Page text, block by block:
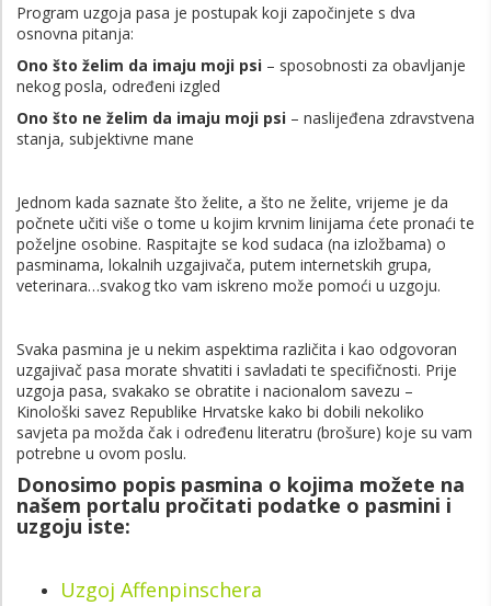
Program uzgoja pasa je postupak koji započinjete s dva
osnovna pitanja:
Ono što želim da imaju moji psi – sposobnosti za obavljanje
nekog posla, određeni izgled
Ono što ne želim da imaju moji psi – naslijeđena zdravstvena
stanja, subjektivne mane
Jednom kada saznate što želite, a što ne želite, vrijeme je da
počnete učiti više o tome u kojim krvnim linijama ćete pronaći te
poželjne osobine. Raspitajte se kod sudaca (na izložbama) o
pasminama, lokalnih uzgajivača, putem internetskih grupa,
veterinara…svakog tko vam iskreno može pomoći u uzgoju.
Svaka pasmina je u nekim aspektima različita i kao odgovoran
uzgajivač pasa morate shvatiti i savladati te specifičnosti. Prije
uzgoja pasa, svakako se obratite i nacionalom savezu –
Kinološki savez Republike Hrvatske kako bi dobili nekoliko
savjeta pa možda čak i određenu literatru (brošure) koje su vam
potrebne u ovom poslu.
Donosimo popis pasmina o kojima možete na
našem portalu pročitati podatke o pasmini i
uzgoju iste:
Uzgoj Affenpinschera